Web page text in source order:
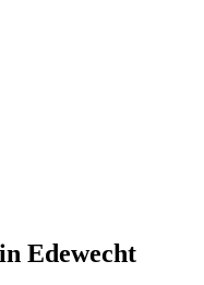
Edewecht